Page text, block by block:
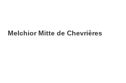
Melchior Mitte de Chevrières